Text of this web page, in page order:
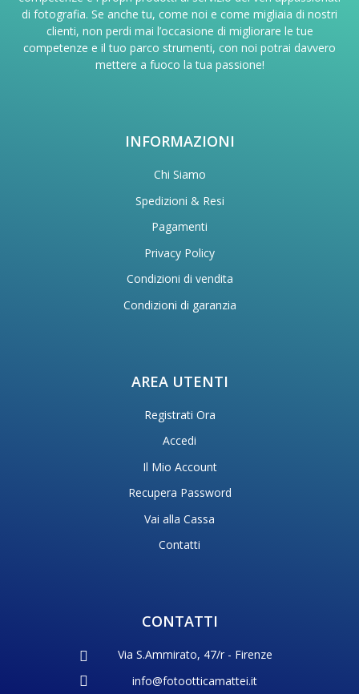
di fotografia. Se anche tu, come noi e come migliaia di nostri
clienti, non perdi mai l’occasione di migliorare le tue
competenze e il tuo parco strumenti, con noi potrai davvero
mettere a fuoco la tua passione!
INFORMAZIONI
Chi Siamo
Spedizioni & Resi
Pagamenti
Privacy Policy
Condizioni di vendita
Condizioni di garanzia
AREA UTENTI
Registrati Ora
Accedi
Il Mio Account
Recupera Password
Vai alla Cassa
Contatti
CONTATTI
Via S.Ammirato, 47/r - Firenze
info@fotootticamattei.it